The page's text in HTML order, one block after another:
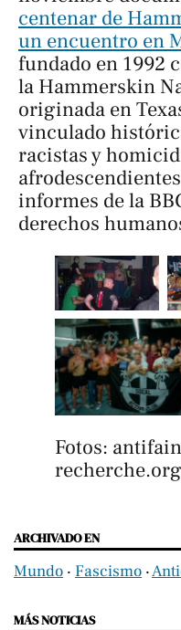
centenar de
un encuentro en
fundado en 1992
la Hammerskin
originada en
vinculado
racistas y
informes de la
derechos
Fotos:
recherche.org
ARCHIVADO EN
Mundo ‧ Fascismo ‧
MÁS NOTICIAS